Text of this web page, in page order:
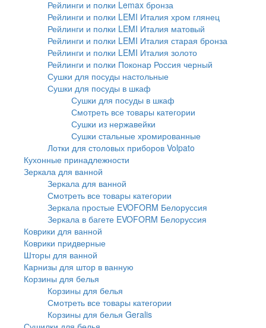
Рейлинги и полки Lemax бронза
Рейлинги и полки LEMI Италия хром глянец
Рейлинги и полки LEMI Италия матовый
Рейлинги и полки LEMI Италия старая бронза
Рейлинги и полки LEMI Италия золото
Рейлинги и полки Поконар Россия черный
Сушки для посуды настольные
Сушки для посуды в шкаф
Сушки для посуды в шкаф
Смотреть все товары категории
Сушки из нержавейки
Сушки стальные хромированные
Лотки для столовых приборов Volpato
Кухонные принадлежности
Зеркала для ванной
Зеркала для ванной
Смотреть все товары категории
Зеркала простые EVOFORM Белоруссия
Зеркала в багете EVOFORM Белоруссия
Коврики для ванной
Коврики придверные
Шторы для ванной
Карнизы для штор в ванную
Корзины для белья
Корзины для белья
Смотреть все товары категории
Корзины для белья Geralis